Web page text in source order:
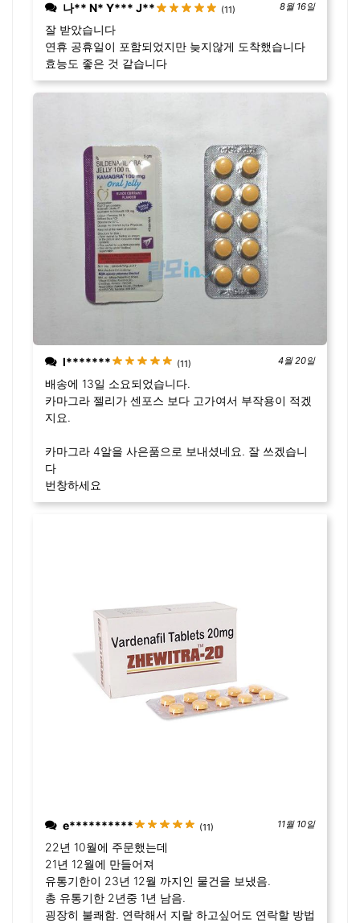
나** N* Y*** J** (11) 8월 16일
잘 받았습니다
연휴 공휴일이 포함되었지만 늦지않게 도착했습니다
효능도 좋은 것 같습니다
l******* (11) 4월 20일
배송에 13일 소요되었습니다.
카마그라 젤리가 센포스 보다 고가여서 부작용이 적겠
지요.
카마그라 4알을 사은품으로 보내셨네요. 잘 쓰겠습니
다
번창하세요
e********** (11) 11월 10일
22년 10월에 주문했는데
21년 12월에 만들어져
유통기한이 23년 12월 까지인 물건을 보냈음.
총 유통기한 2년중 1년 남음.
굉장히 불쾌함. 연락해서 지랄 하고싶어도 연락할 방법